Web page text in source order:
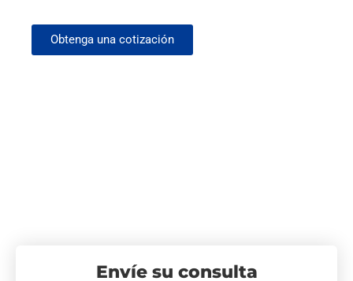
Obtenga una cotización
Envíe su consulta